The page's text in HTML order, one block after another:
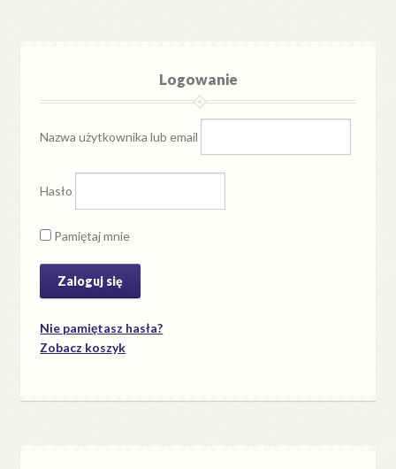
Logowanie
Nazwa użytkownika lub email
Hasło
Pamiętaj mnie
Nie pamiętasz hasła?
Zobacz koszyk